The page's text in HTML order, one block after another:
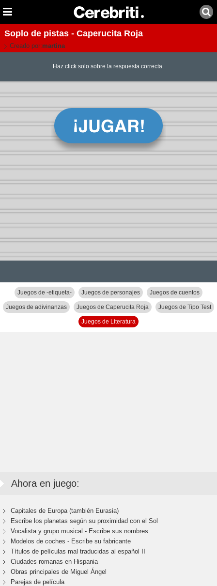
Soplo de pistas - Caperucita Roja
Creado por:martina
Haz click solo sobre la respuesta correcta.
Juegos de -etiqueta- Juegos de personajes Juegos de cuentos
Juegos de adivinanzas Juegos de Caperucita Roja Juegos de Tipo Test
Juegos de Literatura
Ahora en juego:
Capitales de Europa (también Eurasia)
Escribe los planetas según su proximidad con el Sol
Vocalista y grupo musical - Escribe sus nombres
Modelos de coches - Escribe su fabricante
Títulos de películas mal traducidas al español II
Ciudades romanas en Hispania
Obras principales de Miguel Ángel
Parejas de película